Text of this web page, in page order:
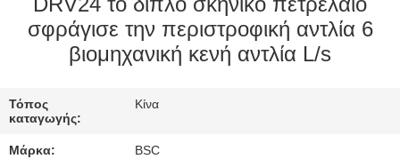
ΈΛΕΓΧΟΣ
ΕΠΙΚΟΙΝΩΝΉΣΤΕ
σφράγισε την περιστροφική αντλία 6
βιομηχανική κενή αντλία L/s
Τόπος
καταγωγής:
Κίνα
Μάρκα: BSC